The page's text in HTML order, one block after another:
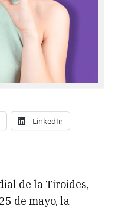
LinkedIn
de la Tiroides,
de mayo, la